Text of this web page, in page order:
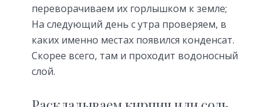
переворачиваем их горлышком к земле;
На следующий день с утра проверяем, в
каких именно местах появился конденсат.
Скорее всего, там и проходит водоносный
слой.